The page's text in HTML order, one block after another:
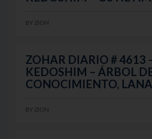
BY ZION
ZOHAR DIARIO # 4613
KEDOSHIM – ÁRBOL
CONOCIMIENTO,
BY ZION